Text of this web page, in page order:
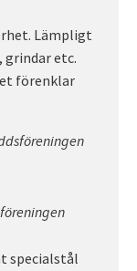
Lämpligt
grindar etc.
förenklar
specialstål